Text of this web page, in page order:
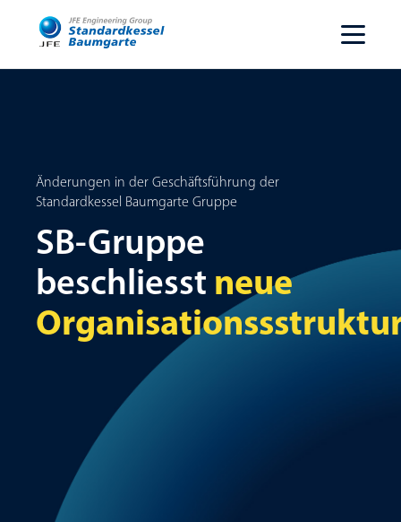
Änderungen in der Geschäftsführung der
Standardkessel Baumgarte Gruppe
SB-Gruppe
beschliesst neue